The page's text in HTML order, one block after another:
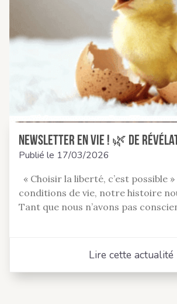
Newsletter En Vie ! 🌿 de
Publié le 17/03/2026
« Choisir la liberté, c’est possible
conditions de vie, notre histoire
Tant que nous n’avons pas
Lire cette actualité